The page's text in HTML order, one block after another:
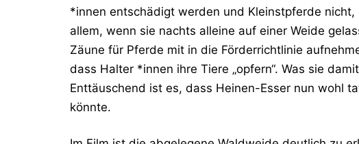
*innen entschädigt werden und Kleinstpferde
allem, wenn sie nachts alleine auf einer Weide
Zäune für Pferde mit in die Förderrichtlinie
dass Halter *innen ihre Tiere „opfern“. Was sie
Enttäuschend ist es, dass Heinen-Esser nun wohl
könnte.